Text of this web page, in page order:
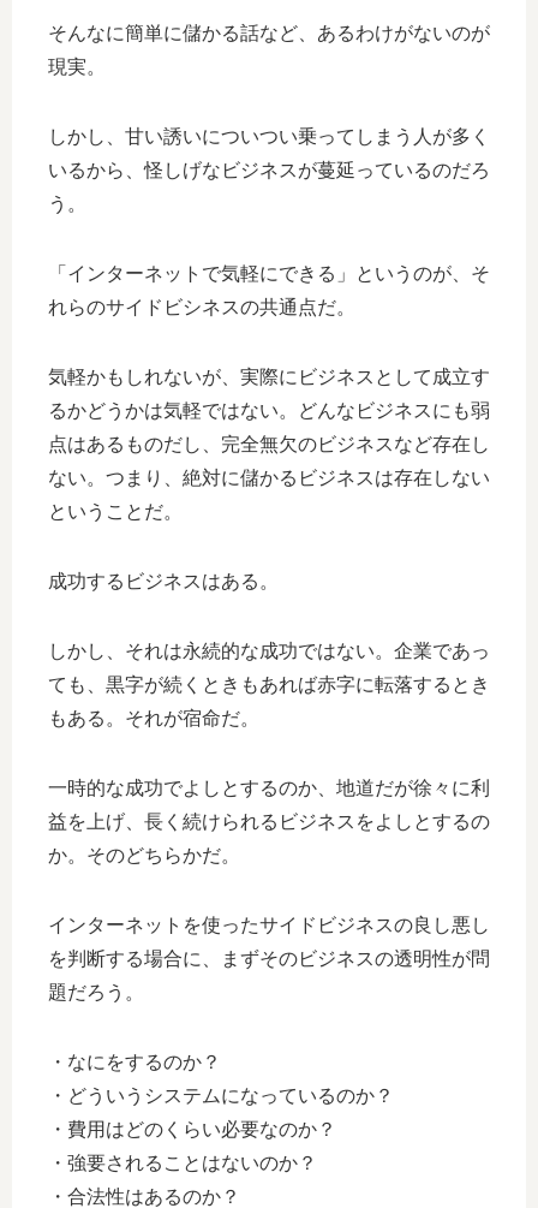
そんなに簡単に儲かる話など、あるわけがないのが
現実。
しかし、甘い誘いについつい乗ってしまう人が多く
いるから、怪しげなビジネスが蔓延っているのだろ
う。
「インターネットで気軽にできる」というのが、そ
れらのサイドビシネスの共通点だ。
気軽かもしれないが、実際にビジネスとして成立す
るかどうかは気軽ではない。どんなビジネスにも弱
点はあるものだし、完全無欠のビジネスなど存在し
ない。つまり、絶対に儲かるビジネスは存在しない
ということだ。
成功するビジネスはある。
しかし、それは永続的な成功ではない。企業であっ
ても、黒字が続くときもあれば赤字に転落するとき
もある。それが宿命だ。
一時的な成功でよしとするのか、地道だが徐々に利
益を上げ、長く続けられるビジネスをよしとするの
か。そのどちらかだ。
インターネットを使ったサイドビジネスの良し悪し
を判断する場合に、まずそのビジネスの透明性が問
題だろう。
・なにをするのか？
・どういうシステムになっているのか？
・費用はどのくらい必要なのか？
・強要されることはないのか？
・合法性はあるのか？